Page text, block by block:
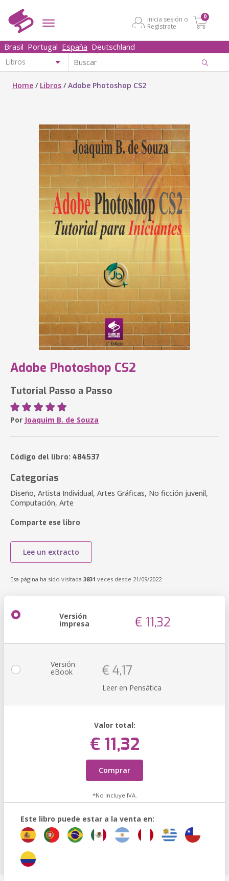
Inicia sesión o
Regístrate
0
Brasil Portugal España Deutschland
Home / Libros /Adobe Photoshop CS2
Adobe Photoshop CS2
Tutorial Passo a Passo
Por Joaquim B. de Souza
Código del libro: 484537
Categorías
Diseño, Artista Individual, Artes Gráficas, No ficción juvenil,
Computación, Arte
Comparte ese libro
Lee un extracto
Esa página ha sido visitada 3831 veces desde 21/09/2022
Versión
impresa € 11,32
Versión
eBook € 4,17
Leer en Pensática
Valor total:
€ 11,32
Comprar
*No incluye IVA.
Este libro puede estar a la venta en: